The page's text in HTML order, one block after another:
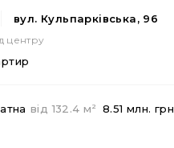
вул. Кульпарківська, 96
центру
від 132.4 м 2 8.51 млн. грн